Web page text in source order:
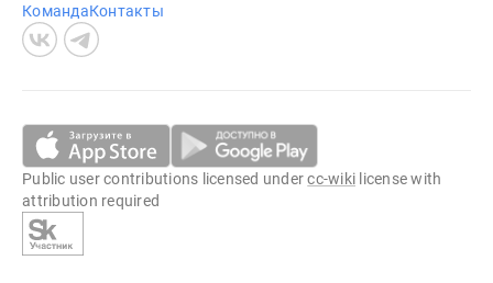
КомандаКонтакты
Public user contributions licensed undercc-wiki license with
attribution required